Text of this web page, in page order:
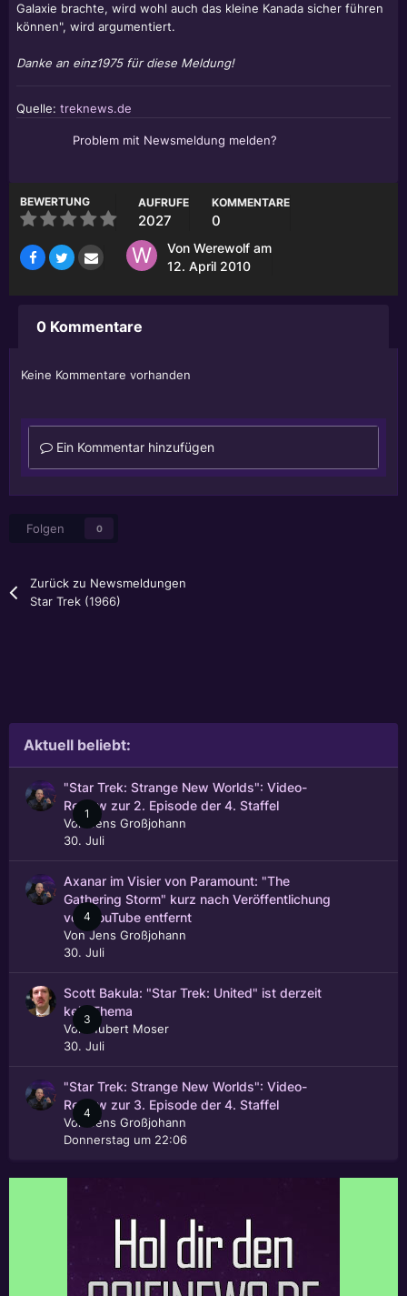
Galaxie brachte, wird wohl auch das kleine Kanada sicher führen
können", wird argumentiert.
Danke an einz1975 für diese Meldung!
Quelle: treknews.de
Problem mit Newsmeldung melden?
BEWERTUNG AUFRUFE
2027
KOMMENTARE
0
Von Werewolf am
12. April 2010
0 Kommentare
Keine Kommentare vorhanden
Ein Kommentar hinzufügen
Folgen 0
Zurück zu Newsmeldungen
Star Trek (1966)
Aktuell beliebt:
1
"Star Trek: Strange New Worlds": Video-
Review zur 2. Episode der 4. Staffel
Von
Jens Großjohann
30. Juli
4
Axanar im Visier von Paramount: "The
Gathering Storm" kurz nach Veröffentlichung
von YouTube entfernt
VonJens Großjohann
30. Juli
3
Scott Bakula: "Star Trek: United" ist derzeit
kein Thema
Von
Hubert Moser
30. Juli
4
"Star Trek: Strange New Worlds": Video-
Review zur 3. Episode der 4. Staffel
Von
Jens Großjohann
Donnerstag um 22:06